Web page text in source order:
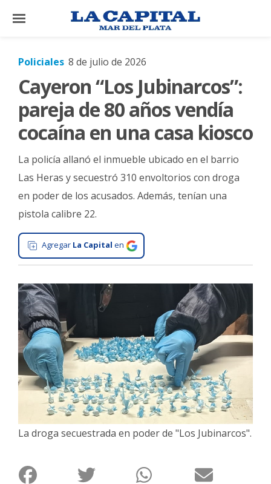
×
El
El
Mundo
La
Zona
Cultura
Tecnología
Gastronomía
Salud
Interés
General
La
Ciudad
Deportes
Arte
Espectáculos
Policiales
Fotos
Policiales 8 de julio de 2026
Cayeron “Los Jubinarcos”:
pareja de 80 años vendía
cocaína en una casa kiosco
La policía allanó el inmueble ubicado en el barrio
Las Heras y secuestró 310 envoltorios con droga
en poder de los acusados. Además, tenían una
pistola calibre 22.
Agregar La Capital en
La droga secuestrada en poder de "Los Jubinarcos".